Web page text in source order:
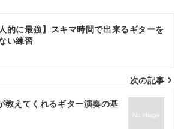
人的に最強】スキマ時間で出来るギターを
い練習
次の記事
教えてくれるギター演奏の基